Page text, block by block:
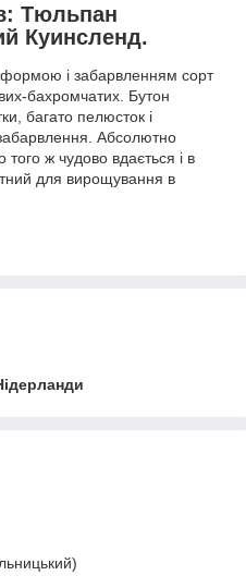
Тюльпан
Куинсленд.
і забарвленням сорт
бахромчатих. Бутон
багато пелюсток і
Абсолютно
ж чудово вдається і в
для вирощування в